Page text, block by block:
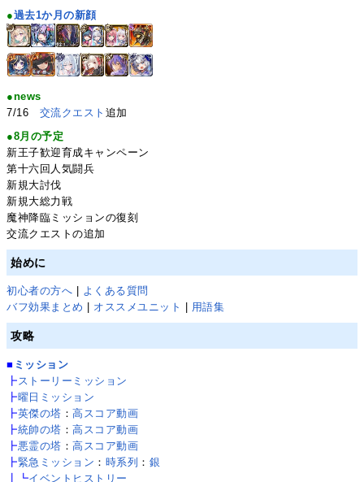
●過去1か月の新顔
●news
7/16 交流クエスト 追加
●8月の予定
新王子歓迎育成キャンペーン
第十六回人気闘兵
新規大討伐
新規大総力戦
魔神降臨ミッションの復刻
交流クエストの追加
始めに
初心者の方へ
よくある質問
バフ効果まとめ
オススメユニット 用語集
攻略
■ ミッション
┣ ストーリーミッション
┣曜日ミッション
┣英傑の塔 ：高スコア動画
┣統帥の塔 ：高スコア動画
┣悪霊の塔 ：高スコア動画
┣緊急ミッション ： 時系列 ： 銀
┃┗イベントヒストリー